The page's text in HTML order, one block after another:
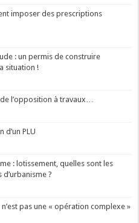
imposer des prescriptions
: un permis de construire
situation !
l’opposition à travaux…
PLU
: lotissement, quelles sont les
?
pas une « opération complexe »